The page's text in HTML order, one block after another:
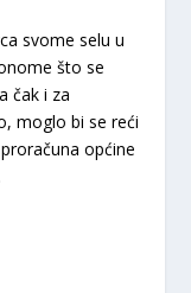
svome selu u
što se
čak i za
moglo bi se reći
općine